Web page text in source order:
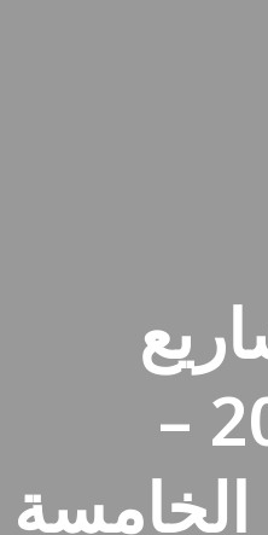
2019-2020 –